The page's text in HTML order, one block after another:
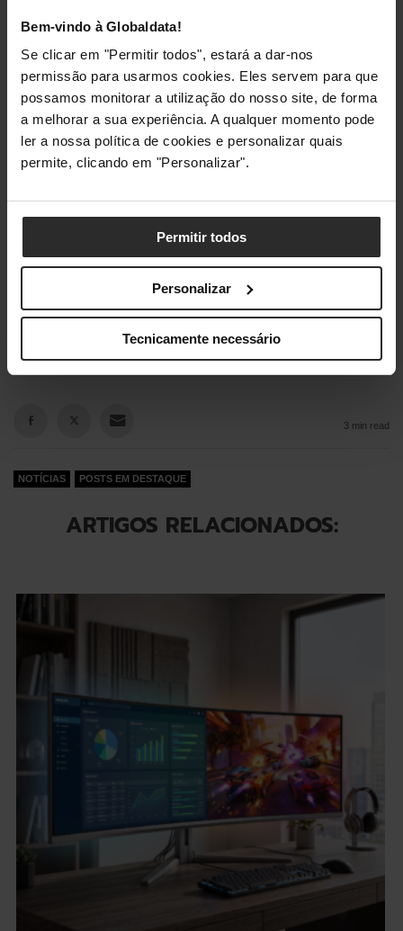
Bem-vindo à Globaldata!
Se clicar em "Permitir todos", estará a dar-nos
permissão para usarmos cookies. Eles servem para que
possamos monitorar a utilização do nosso site, de forma
a melhorar a sua experiência. A qualquer momento pode
ler a nossa política de cookies e personalizar quais
permite, clicando em "Personalizar".
Permitir todos
Personalizar
Tecnicamente necessário
já o site daGlobaldata.pte descobre como podes
mercado.
Globaldata.pt
Visita-nosVer LEGO
Qual é aquele set de LEGO que mais gostas? Partilha
nos comentários em baixo!
3 min read
NOTÍCIAS POSTS EM DESTAQUE
ARTIGOS RELACIONADOS: